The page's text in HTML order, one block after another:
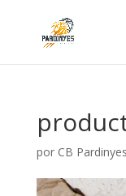
por CB Pardinyes